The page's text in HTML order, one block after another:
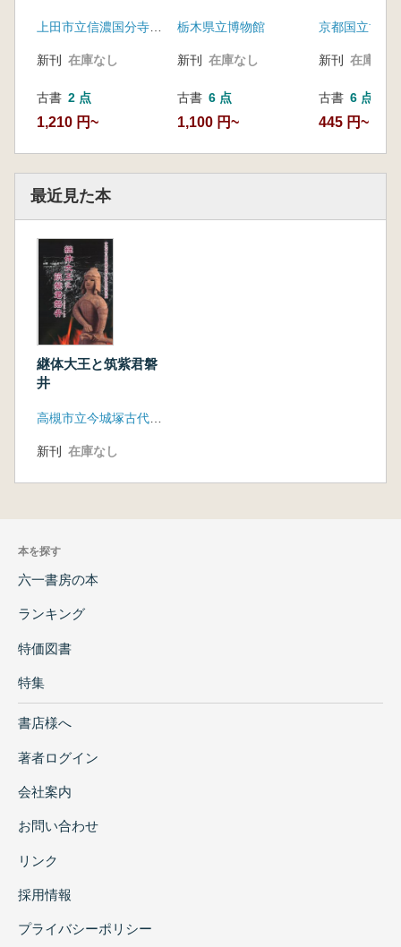
新刊 在庫なし
古書 2 点
1,210 円~
栃木県立博物館
新刊 在庫なし
古書 6 点
1,100 円~
京都国立博物
新刊 在庫なし
古書 6 点
445 円~
最近見た本
継体大王と筑紫君磐
井
新刊 在庫なし
本を探す
六一書房の本
ランキング
特価図書
特集
書店様へ
著者ログイン
会社案内
お問い合わせ
リンク
採用情報
プライバシーポリシー